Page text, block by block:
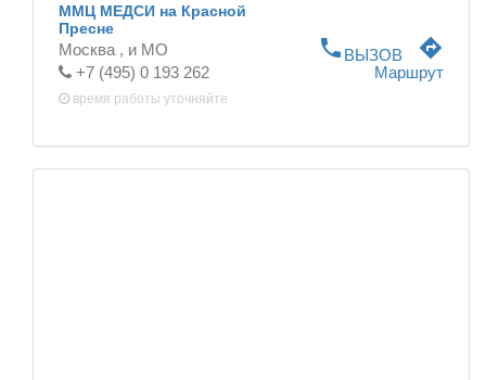
ММЦ МЕДСИ на Красной
Пресне
Москва , и МО
+7 (495) 0 193 262
время работы уточняйте
phone ВЫЗОВ directions
Маршрут